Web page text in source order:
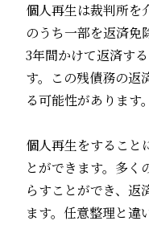
個人再生は裁判所を
のうち一部を返済免
3年間かけて返済す
す。この残債務の返
る可能性があります。
個人再生をすること
とができます。多く
らすことができ、返
ます。任意整理と違